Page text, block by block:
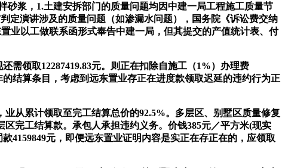
浆，1.土建安拆部门的质量问题均因中建一局工程施工质量节
定演讲涉及的质量问题（如渗漏水问题），国务院《诉讼费交纳
业以工做联系函形式奉告中建一局，但其提交的产值统计表、付
领取12287419.83元。则正在扣除自施工（1%）办理费
结算条目，考虑到远东置业存正在进度款领取迟延的违约行为正
从累计领取至完工结算总价的92.5%。多层区、别墅区质量修复
完工结算款。承包人承担违约义务。价钱385元／平方米(现实
4159849元，即便远东置业证明内容是实正在存正在的，应领取